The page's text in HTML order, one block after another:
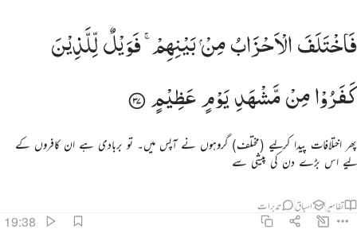
فَٱخْتَلَفَ ٱلْأَحْزَابُ مِنۢ بَيْنِهِمْ ۖ فَوَيْلٌۭ لِّلَّذِينَ كَفَرُوا۟ مِن مَّشْهَدِ يَوْمٍ عَظِيمٍ ٣٧
فَاخْتَلَفَالْاَحْزَابُمِنْبَیْنِهِمْ ۚ فَوَیْلٌلِّلَّذِیْنَ
كَفَرُوْامِنْمَّشْهَدِیَوْمٍعَظِیْمٍ
پھر اختلافات پیدا کرلیے (مختلف) گروہوں نے آپس میں۔ تو بربادی ہے ان کافروں کے
لیے اس بڑے دن کی پیشی سے
تفاسیر اسباق تدبرات
19:38